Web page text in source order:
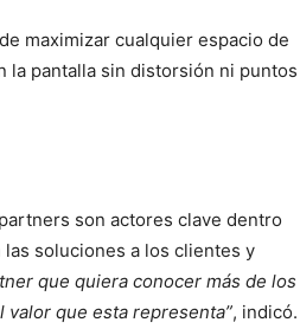
maximizar cualquier espacio de
la pantalla sin distorsión ni puntos
son actores clave dentro
soluciones a los clientes y
que quiera conocer más de los
que esta representa”, indicó.